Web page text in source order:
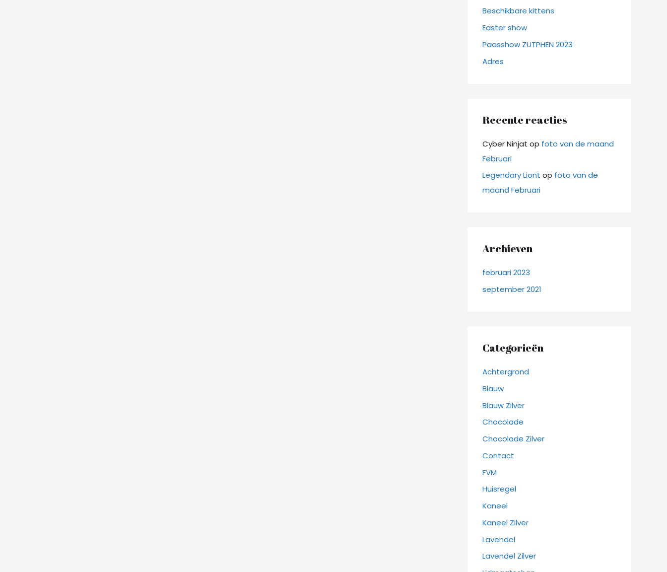
:
Beschikbare kittens
Easter show
Paasshow ZUTPHEN 2023
Adres
Recente reacties
Cyber Ninjat op foto van de maand
Februari
Legendary Liont op foto van de
maand Februari
Archieven
februari 2023
september 2021
Categorieën
Achtergrond
Blauw
Blauw Zilver
Chocolade
Chocolade Zilver
Contact
FVM
Huisregel
Kaneel
Kaneel Zilver
Lavendel
Lavendel Zilver